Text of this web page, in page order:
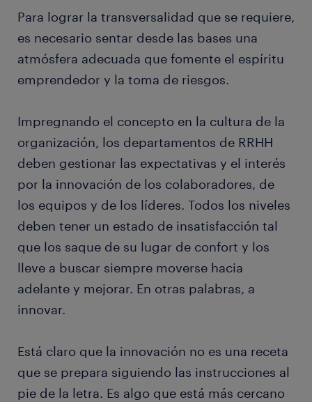
Para lograr la transversalidad que se requiere,
es necesario sentar desde las bases una
atmósfera adecuada que fomente el espíritu
emprendedor y la toma de riesgos.
Impregnando el concepto en la cultura de la
organización, los departamentos de RRHH
deben gestionar las expectativas y el interés
por la innovación de los colaboradores, de
los equipos y de los líderes. Todos los niveles
deben tener un estado de insatisfacción tal
que los saque de su lugar de confort y los
lleve a buscar siempre moverse hacia
adelante y mejorar. En otras palabras, a
innovar.
Está claro que la innovación no es una receta
que se prepara siguiendo las instrucciones al
pie de la letra. Es algo que está más cercano